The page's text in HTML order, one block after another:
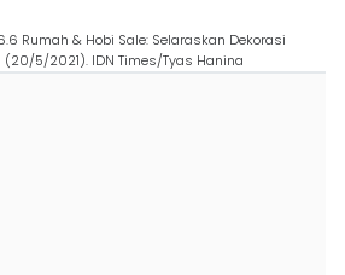
Rumah & Hobi Sale: Selaraskan Dekorasi
5/2021). IDN Times/Tyas Hanina